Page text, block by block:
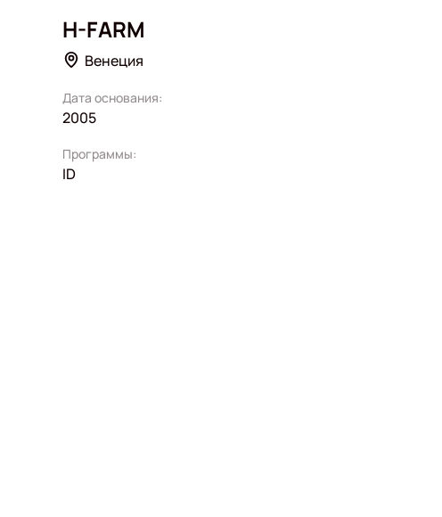
H-FARM
Венеция
Дата основания:
2005
Программы:
ID